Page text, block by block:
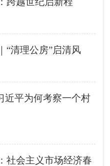
“清理公房”启清风
近平为何考察一个村
社会主义市场经济春